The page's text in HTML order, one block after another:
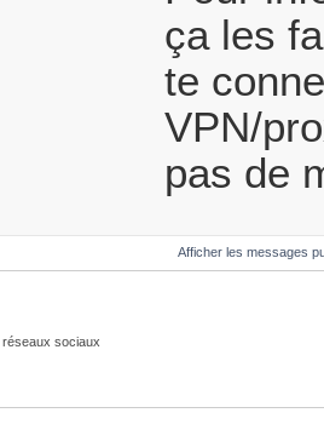
ça les
te
VPN/
pas de
Afficher les messages
sociaux